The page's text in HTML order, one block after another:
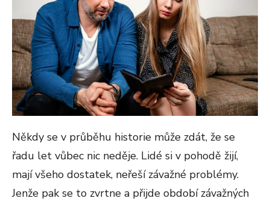
Někdy se v průběhu historie může zdát, že se
řadu let vůbec nic neděje. Lidé si v pohodě žijí,
mají všeho dostatek, neřeší závažné problémy.
Jenže pak se to zvrtne a přijde období závažných